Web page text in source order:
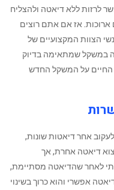
לרזות ללא דיאטה ולהצליח
ארוכות. אז אם אתם רוצים
הצוות המקצועיים של
במשקל שמתאימה בדיוק
החיים על המשקל החדש
אחר דיאטות שונות,
דיאטה אחרת, אך
לאחר שהדיאטה מסתיימת,
אפשרי והוא כרוך בשינוי